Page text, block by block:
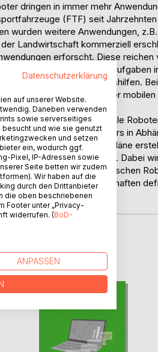
dringen in immer mehr
(FTF) seit
wurden weitere Anwendungen,
Landwirtschaft kommerziell
erforscht. Diese
und
zu universellen Haushaltshilfen.
für die Autonomie der
für mobile
des Roboters in
kann und Navigationspläne
Umgebung beschreiben. Dabei
Modells von symbolischen
über semantische Eigenschaften
BEIBoD
Datenschutzerklärung
auf unserer Website.
Daneben verwenden
sowie serverseitiges
besucht und wie sie genutzt
und setzen
ein, wodurch ggf.
Pixel, IP-Adressen sowie
Seite betten wir zudem
Wir haben auf die
durch den Drittanbieter
die oben beschriebenen
Footer unter „Privacy-
widerrufen. (BoD-
ANPASSEN